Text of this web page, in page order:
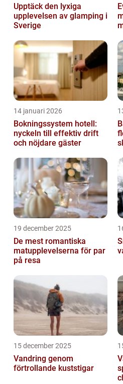
Upptäck den lyxiga
upplevelsen av glamping i
Sverige
14 januari 2026
Bokningssystem hotell:
nyckeln till effektiv drift
och nöjdare gäster
19 december 2025
De mest romantiska
matupplevelserna för par
på resa
15 december 2025
Vandring genom
förtrollande kuststigar